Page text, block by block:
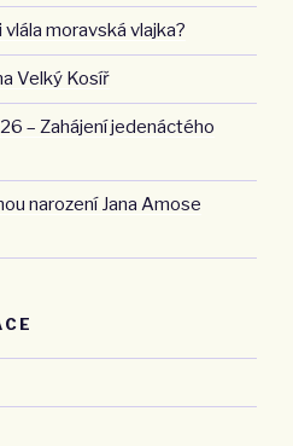
moravská vlajka?
Velký Kosíř
– Zahájení jedenáctého
narození Jana Amose